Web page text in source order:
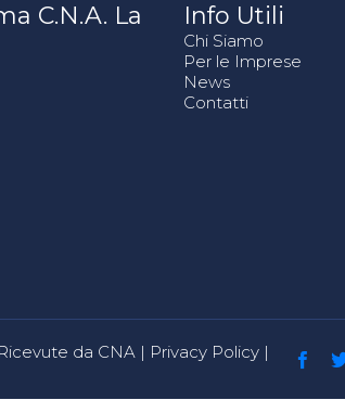
C.N.A. La
Info Utili
Chi Siamo
Per le Imprese
News
Contatti
da CNA | Privacy Policy |